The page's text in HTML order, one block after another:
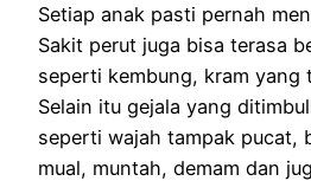
Setiap anak pasti pernah
Sakit perut juga bisa terasa
seperti kembung, kram yang
Selain itu gejala yang
seperti wajah tampak pucat,
mual, muntah, demam dan